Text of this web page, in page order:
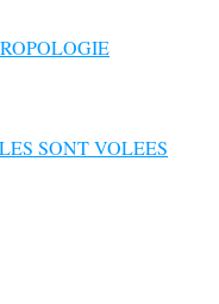
SONT VOLEES